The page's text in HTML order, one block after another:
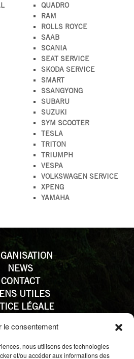
le consentement
nous utilisons des technologies
et/ou accéder aux informations des
QUADRO
RAM
ROLLS ROYCE
SAAB
SCANIA
SEAT SERVICE
SKODA SERVICE
SMART
SSANGYONG
SUBARU
SUZUKI
SYM SCOOTER
TESLA
TRITON
TRIUMPH
VESPA
VOLKSWAGEN SERVICE
XPENG
YAMAHA
NEWS
CONTACT
UTILES
LÉGALE
DES DISTRIBUTEURS
ET DE LA MOBILITE